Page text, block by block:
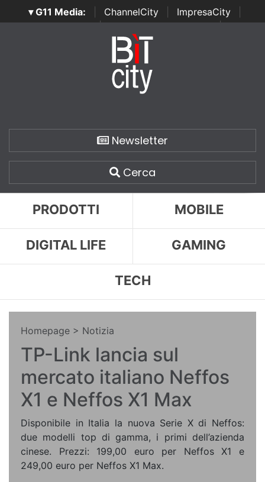
▾ G11 Media: ChannelCity ImpresaCity
SecurityOpenLab | Italian Channel Awards | Italian
Italian Security Awards
Newsletter
Cerca
PRODOTTI MOBILE
DIGITAL LIFE GAMING
TECH
Homepage > Notizia
TP-Link lancia sul
mercato italiano Neffos
X1 e Neffos X1 Max
Disponibile in Italia la nuova Serie X di Neffos:
due modelli top di gamma, i primi dell’azienda
cinese. Prezzi: 199,00 euro per Neffos X1 e
249,00 euro per Neffos X1 Max.